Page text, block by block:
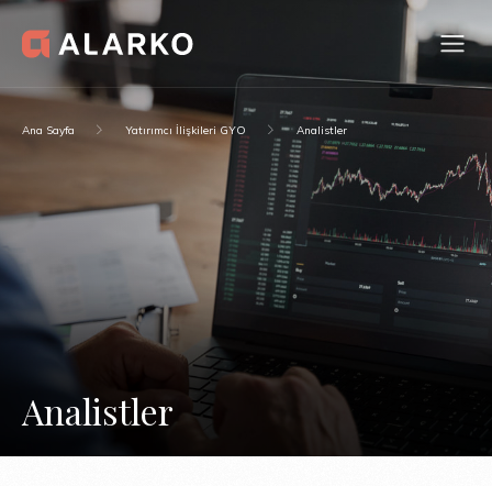
Ana Sayfa Yatırımcı İlişkileri GYO Analistler
Analistler